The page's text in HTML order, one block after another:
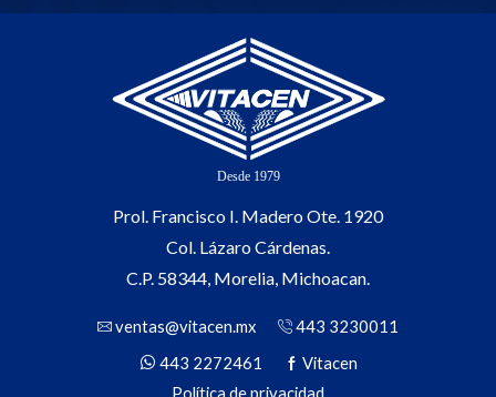
Prol. Francisco I. Madero Ote. 1920
Col. Lázaro Cárdenas.
C.P. 58344, Morelia, Michoacan.
ventas@vitacen.mx
443 3230011
443 2272461
Vitacen
Política de privacidad